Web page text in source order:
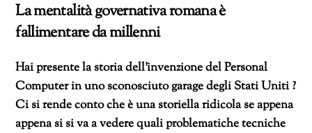
La mentalità governativa romana è
fallimentare da millenni
Hai presente la storia dell’invenzione del Personal
Computer in uno sconosciuto garage degli Stati Uniti ?
Ci si rende conto che è una storiella ridicola se appena
appena si si va a vedere quali problematiche tecniche